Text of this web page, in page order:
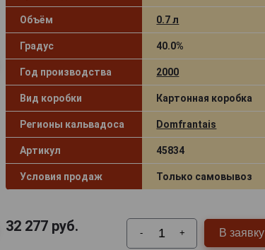
Объём 0.7 л
Градус 40.0%
Год производства 2000
Вид коробки Картонная коробка
Регионы кальвадоса Domfrantais
Артикул 45834
Условия продаж Только самовывоз
32 277руб. - + В заявку